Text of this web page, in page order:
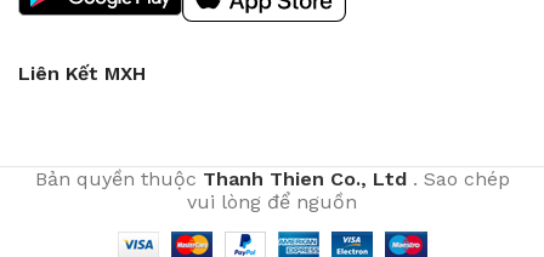
Liên Kết MXH
Bản quyền thuộc Thanh Thien Co., Ltd. Sao chép
vui lòng để nguồn